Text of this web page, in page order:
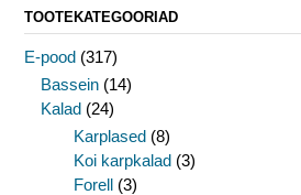
TOOTEKATEGOORIAD
E-pood (317)
Bassein (14)
Kalad (24)
Karplased (8)
Koi karpkalad (3)
Forell (3)